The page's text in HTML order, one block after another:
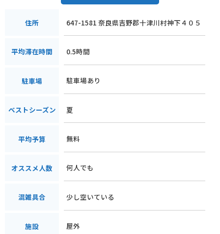
住所 647-1581 奈良県吉野郡十津川村神下４０５
平均滞在時間 0.5時間
駐車場 駐車場あり
ベストシーズン 夏
平均予算 無料
オススメ人数 何人でも
混雑具合 少し空いている
施設 屋外